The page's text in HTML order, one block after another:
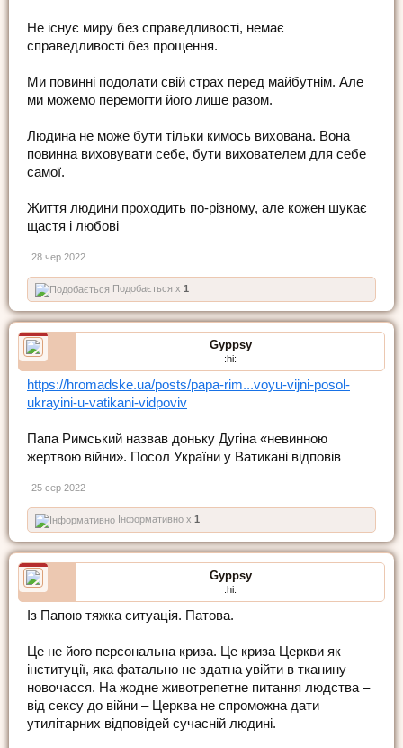
Не існує миру без справедливості, немає
справедливості без прощення.
Ми повинні подолати свій страх перед майбутнім. Але
ми можемо перемогти його лише разом.
Людина не може бути тільки кимось вихована. Вона
повинна виховувати себе, бути вихователем для себе
самої.
Життя людини проходить по-різному, але кожен шукає
щастя і любові
28 чер 2022
Подобається x 1
Gyppsy
:hi:
https://hromadske.ua/posts/papa-rim...voyu-vijni-posol-
ukrayini-u-vatikani-vidpoviv
Папа Римський назвав доньку Дугіна «невинною
жертвою війни». Посол України у Ватикані відповів
25 сер 2022
Інформативно x 1
Gyppsy
:hi:
Із Папою тяжка ситуація. Патова.
Це не його персональна криза. Це криза Церкви як
інституції, яка фатально не здатна увійти в тканину
новочасся. На жодне животрепетне питання людства –
від сексу до війни – Церква не спроможна дати
утилітарних відповідей сучасній людині.